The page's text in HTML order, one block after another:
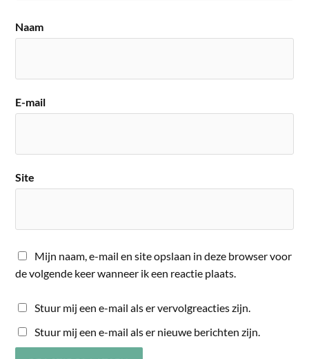
Naam
E-mail
Site
Mijn naam, e-mail en site opslaan in deze browser voor
de volgende keer wanneer ik een reactie plaats.
Stuur mij een e-mail als er vervolgreacties zijn.
Stuur mij een e-mail als er nieuwe berichten zijn.